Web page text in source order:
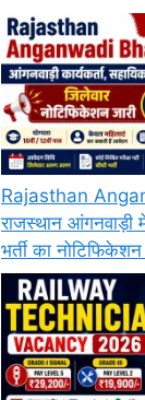
Rajasthan
राजस्थान आंगनवाड़ी
भर्ती का